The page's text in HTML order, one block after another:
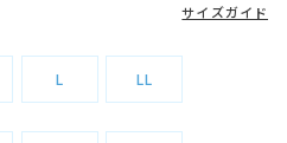
サイズガイド
L LL